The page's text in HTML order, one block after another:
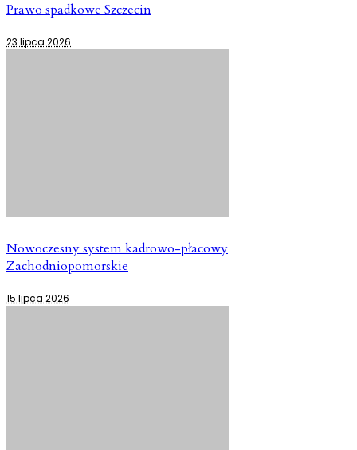
Prawo spadkowe Szczecin
23 lipca 2026
Nowoczesny system kadrowo-płacowy
Zachodniopomorskie
15 lipca 2026